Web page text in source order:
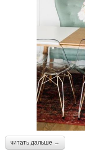
читать дальше →